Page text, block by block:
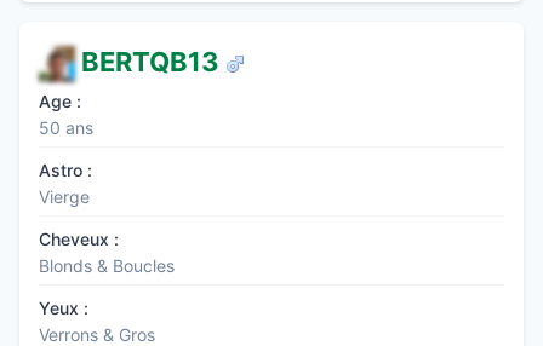
BERTQB13
Age :
50 ans
Astro :
Vierge
Cheveux :
Blonds & Boucles
Yeux :
Verrons & Gros